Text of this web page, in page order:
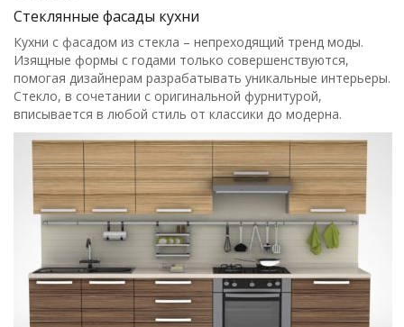
Стеклянные фасады кухни
Кухни с фасадом из стекла – непреходящий тренд моды.
Изящные формы с годами только совершенствуются,
помогая дизайнерам разрабатывать уникальные интерьеры.
Стекло, в сочетании с оригинальной фурнитурой,
вписывается в любой стиль от классики до модерна.